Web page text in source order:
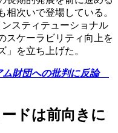
相次いで登場している。
スティテューショナル
スケーラビリティ向上を
」を立ち上げた。
ム財団への批判に反論
ドは前向きに